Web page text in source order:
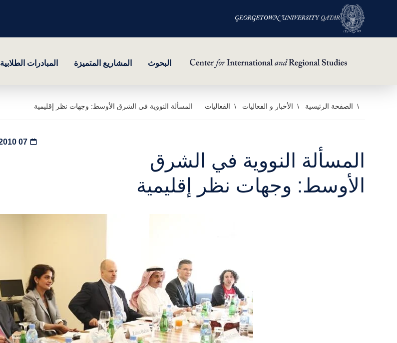
البحوث المشاريع المتميزة المبادرات الطلابية
الصفحة الرئيسية الأخبار و الفعاليات الفعاليات المسألة النووية في الشرق الأوسط: وجهات نظر إقليمية
المسألة النووية في الشرق
الأوسط: وجهات نظر إقليمية